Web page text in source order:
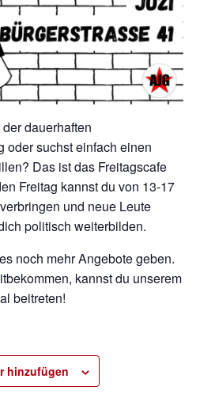
dauerhaften
oder suchst einfach einen
Das ist das Freitagscafe
Freitag kannst du von 13-17
und neue Leute
politisch weiterbilden.
noch mehr Angebote geben.
kannst du unserem
beitreten!
hinzufügen